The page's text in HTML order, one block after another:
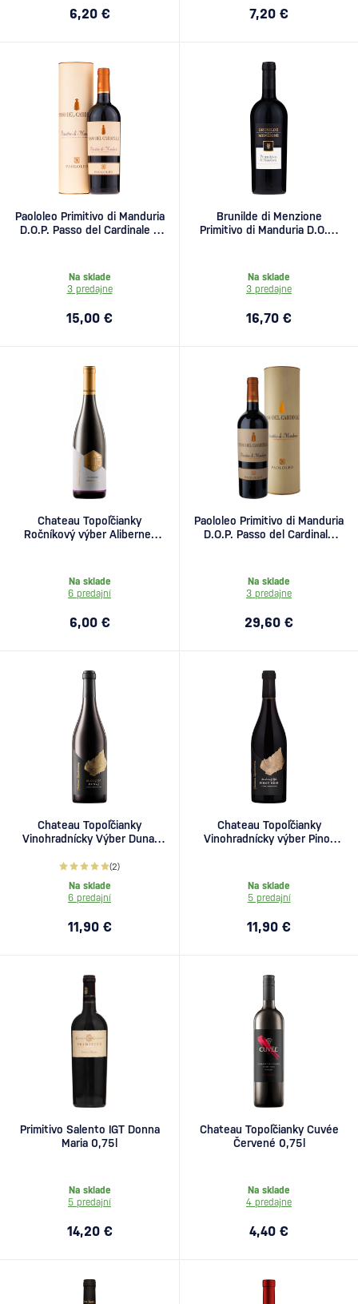
6,20 € 7,20 €
Paololeo Primitivo di Manduria
D.O.P. Passo del Cardinale v
Na sklade
3 predajne
15,00 €
Brunilde di Menzione
Primitivo di Manduria D.O.C.
Na sklade
3 predajne
16,70 €
Chateau Topoľčianky
Ročníkový výber Alibernet
Na sklade
6 predajní
6,00 €
Paololeo Primitivo di Manduria
D.O.P. Passo del Cardinale
Na sklade
3 predajne
29,60 €
Chateau Topoľčianky
Vinohradnícky Výber Dunaj
(2)
Na sklade
6 predajní
11,90 €
Chateau Topoľčianky
Vinohradnícky výber Pinot
Na sklade
5 predajní
11,90 €
Primitivo Salento IGT Donna
Maria 0,75l
Na sklade
5 predajní
14,20 €
Chateau Topoľčianky Cuvée
Červené 0,75l
Na sklade
4 predajne
4,40 €